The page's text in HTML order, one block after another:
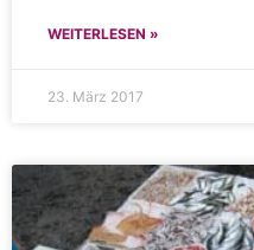
WEITERLESEN »
23. März 2017